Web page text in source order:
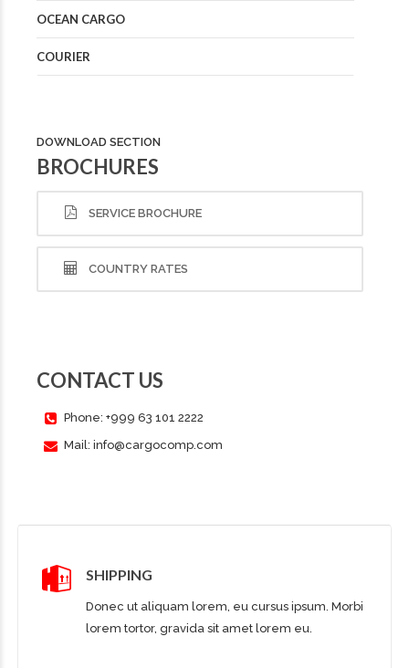
OCEAN CARGO
COURIER
DOWNLOAD SECTION
BROCHURES
SERVICE BROCHURE
COUNTRY RATES
CONTACT US
Phone: +999 63 101 2222
Mail: info@cargocomp.com
SHIPPING
Donec ut aliquam lorem, eu cursus ipsum. Morbi
lorem tortor, gravida sit amet lorem eu.